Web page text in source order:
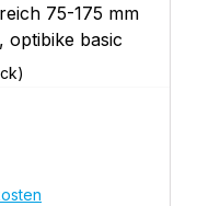
75-175 mm
optibike basic